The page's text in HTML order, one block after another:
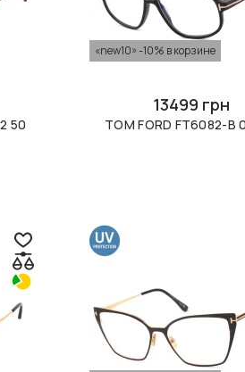
50
«new10» -10% в корзине
13499 грн
TOM FORD FT6082-B